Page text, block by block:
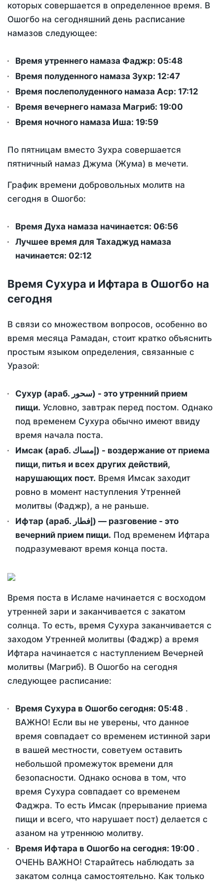
которых совершается в определенное время. В
Ошогбо на сегодняшний день расписание
намазов следующее:
Время утреннего намаза Фаджр: 05:48
Время полуденного намаза Зухр: 12:47
Время послеполуденного намаза Аср: 17:12
Время вечернего намаза Магриб: 19:00
Время ночного намаза Иша: 19:59
По пятницам вместо Зухра совершается
пятничный намаз Джума (Жума) в мечети.
График времени добровольных молитв на
сегодня в Ошогбо:
Время Духа намаза начинается: 06:56
Лучшее время для Тахаджуд намаза
начинается: 02:12
Время Сухура и Ифтара в Ошогбо на
сегодня
В связи со множеством вопросов, особенно во
время месяца Рамадан, стоит кратко объяснить
простым языком определения, связанные с
Уразой:
Сухур (араб. سحور) - это утренний прием
пищи. Условно, завтрак перед постом. Однако
под временем Сухура обычно имеют ввиду
время начала поста.
Имсак (араб. إمساك) - воздержание от приема
пищи, питья и всех других действий,
нарушающих пост. Время Имсак заходит
ровно в момент наступления Утренней
молитвы (Фаджр), а не раньше.
Ифтар (араб. إفطار) — разговение - это
вечерний прием пищи. Под временем Ифтара
подразумевают время конца поста.
Время поста в Исламе начинается с восходом
утренней зари и заканчивается с закатом
солнца. То есть, время Сухура заканчивается с
заходом Утренней молитвы (Фаджр) а время
Ифтара начинается с наступлением Вечерней
молитвы (Магриб). В Ошогбо на сегодня
следующее расписание:
Время Сухура в Ошогбо сегодня: 05:48 .
ВАЖНО! Если вы не уверены, что данное
время совпадает со временем истинной зари
в вашей местности, советуем оставить
небольшой промежуток времени для
безопасности. Однако основа в том, что
время Сухура совпадает со временем
Фаджра. То есть Имсак (прерывание приема
пищи и всего, что нарушает пост) делается с
азаном на утреннюю молитву.
Время Ифтара в Ошогбо на сегодня: 19:00 .
ОЧЕНЬ ВАЖНО! Старайтесь наблюдать за
закатом солнца самостоятельно. Как только